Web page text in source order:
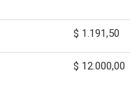
$ 1.191,50
$ 12.000,00